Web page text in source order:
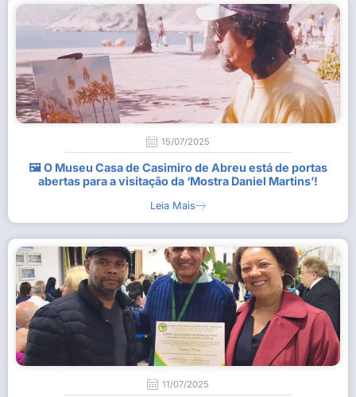
15/07/2025
🖼 O Museu Casa de Casimiro de Abreu está de portas
abertas para a visitação da ‘Mostra Daniel Martins’!
Leia Mais
11/07/2025